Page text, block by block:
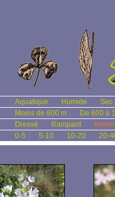
Aquatique Humide
Sec
Moins de 600 m
De 600 à
Dressé Rampant
0-5 5-10 10-20 20-